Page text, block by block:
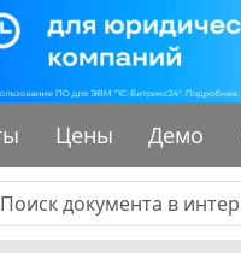
Цены Демо